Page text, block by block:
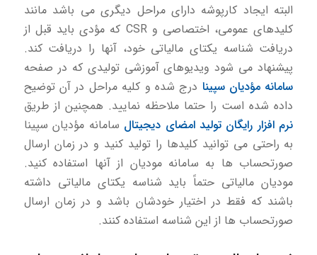
البته ایجاد كارپوشه دارای مراحل دیگری می باشد مانند
كلیدهای عمومی، اختصاصی و CSR كه مؤدی باید قبل از
دریافت شناسه یكتای مالیاتی خود، آنها را دریافت كند.
پیشنهاد می شود ویدیوهای آموزشی تولیدی كه در صفحه
سامانه مؤدیان سپینا درج شده و كلیه مراحل در آن توضیح
داده شده است را حتما ملاحظه نمایید. همچنین از طریق
نرم افزار رایگان تولید امضای دیجیتال سامانه مؤدیان سپینا
به راحتی می توانید کلیدها را تولید كنید و در زمان ارسال
صورتحساب ها به سامانه مودیان از آنها استفاده كنید.
مودیان مالیاتی حتماً باید شناسه یکتای مالیاتی داشته
باشند که فقط در اختیار خودشان باشد و در زمان ارسال
صورتحساب ها از این شناسه استفاده كنند.